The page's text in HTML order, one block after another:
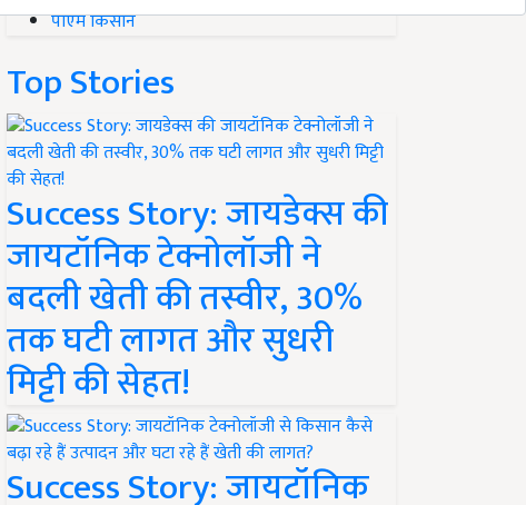
पीएम किसान
Top Stories
Success Story: जायडेक्स की
जायटॉनिक टेक्नोलॉजी ने
बदली खेती की तस्वीर, 30%
तक घटी लागत और सुधरी
मिट्टी की सेहत!
Success Story: जायटॉनिक